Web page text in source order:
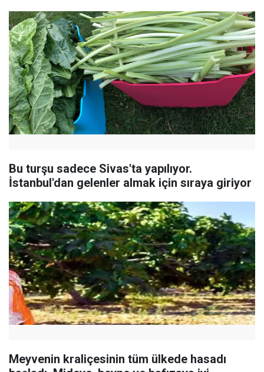
Bu turşu sadece Sivas'ta yapılıyor.
İstanbul'dan gelenler almak için sıraya giriyor
Meyvenin kraliçesinin tüm ülkede hasadı